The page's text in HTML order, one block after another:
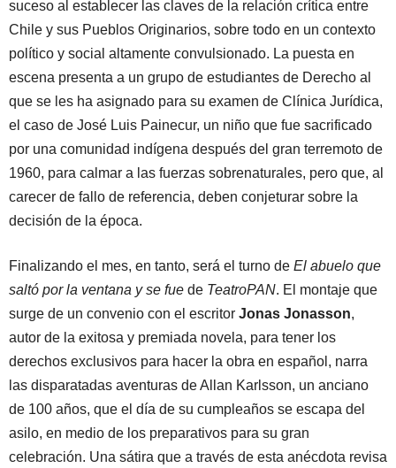
suceso al establecer las claves de la relación crítica entre
Chile y sus Pueblos Originarios, sobre todo en un contexto
político y social altamente convulsionado. La puesta en
escena presenta a un grupo de estudiantes de Derecho al
que se les ha asignado para su examen de Clínica Jurídica,
el caso de José Luis Painecur, un niño que fue sacrificado
por una comunidad indígena después del gran terremoto de
1960, para calmar a las fuerzas sobrenaturales, pero que, al
carecer de fallo de referencia, deben conjeturar sobre la
decisión de la época.
Finalizando el mes, en tanto, será el turno de El abuelo que
saltó por la ventana y se fue de TeatroPAN. El montaje que
surge de un convenio con el escritor Jonas Jonasson,
autor de la exitosa y premiada novela, para tener los
derechos exclusivos para hacer la obra en español, narra
las disparatadas aventuras de Allan Karlsson, un anciano
de 100 años, que el día de su cumpleaños se escapa del
asilo, en medio de los preparativos para su gran
celebración. Una sátira que a través de esta anécdota revisa